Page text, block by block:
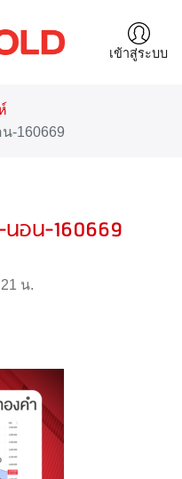
เข้าสู่ระบบ
-160669
นอน-160669
น.